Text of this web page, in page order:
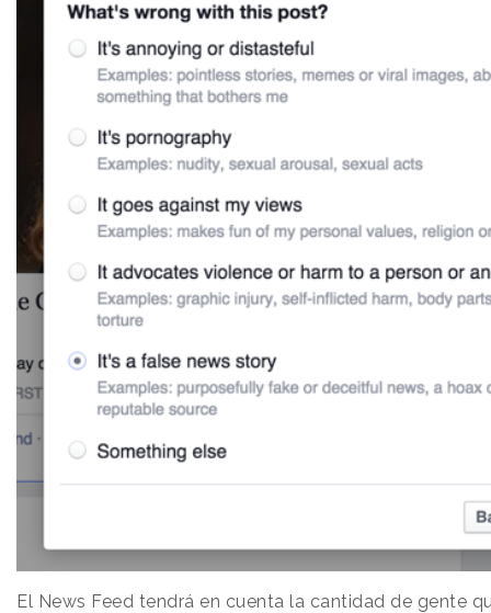
El News Feed tendrá en cuenta la cantidad de gente